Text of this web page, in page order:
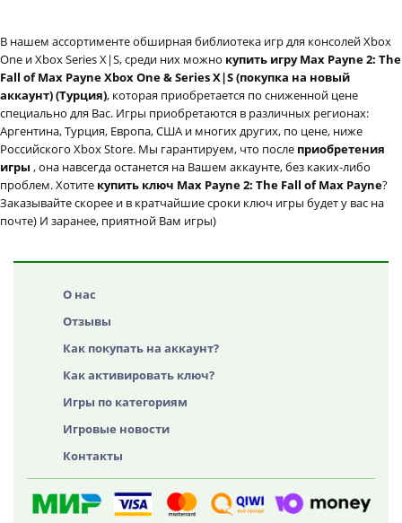
В нашем ассортименте обширная библиотека игр для консолей Xbox
One и Xbox Series X|S, среди них можно купить игру Max Payne 2: The
Fall of Max Payne Xbox One & Series X|S (покупка на новый
аккаунт) (Турция), которая приобретается по сниженной цене
специально для Вас. Игры приобретаются в различных регионах:
Аргентина, Турция, Европа, США и многих других, по цене, ниже
Российского Xbox Store. Мы гарантируем, что после приобретения
игры , она навсегда останется на Вашем аккаунте, без каких-либо
проблем. Хотите купить ключ Max Payne 2: The Fall of Max Payne?
Заказывайте скорее и в кратчайшие сроки ключ игры будет у вас на
почте) И заранее, приятной Вам игры)
О нас
Отзывы
Как покупать на аккаунт?
Как активировать ключ?
Игры по категориям
Игровые новости
Контакты